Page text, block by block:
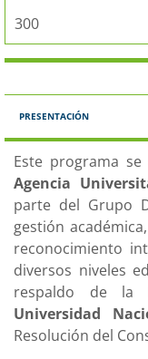
300
PRESENTACIÓN
Este programa
Agencia
parte del Grupo
gestión
reconocimiento
diversos niveles
respaldo de la
Universidad
Resolución del